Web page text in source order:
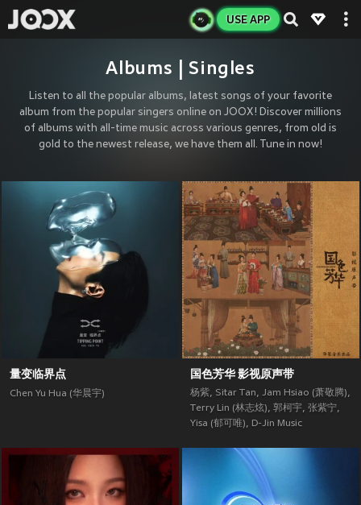
USE APP
Albums | Singles
Listen to all the popular albums, latest songs of your favorite
album from the popular singers online on JOOX! Discover millions
of albums with all-time music across various genres, from old is
gold to the newest release, we have them all. Tune in now!
量变临界点
Chen Yu Hua (华晨宇)
国色芳华 影视原声带
杨紫, Sitar Tan, Jam Hsiao (萧敬腾),
Terry Lin (林志炫), 郭柯宇, 张紫宁,
Yisa (郁可唯), D-Jin Music